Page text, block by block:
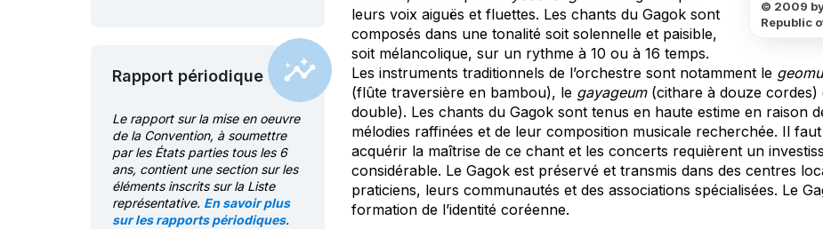
Rapport périodique
Le rapport sur la mise en oeuvre
de la Convention, à soumettre
par les États parties tous les 6
ans, contient une section sur les
éléments inscrits sur la Liste
représentative. En savoir plus
sur les rapports périodiques.
© 2009
Republic
leurs voix aiguës et fluettes. Les chants du Gagok sont
composés dans une tonalité soit solennelle et paisible,
soit mélancolique, sur un rythme à 10 ou à 16 temps.
Les instruments traditionnels de l’orchestre sont notamment le
(flûte traversière en bambou), le gayageum(cithare à douze cordes)
double). Les chants du Gagok sont tenus en haute estime en raison
mélodies raffinées et de leur composition musicale recherchée. Il
acquérir la maîtrise de ce chant et les concerts requièrent un
considérable. Le Gagok est préservé et transmis dans des centres
praticiens, leurs communautés et des associations spécialisées. Le
formation de l’identité coréenne.